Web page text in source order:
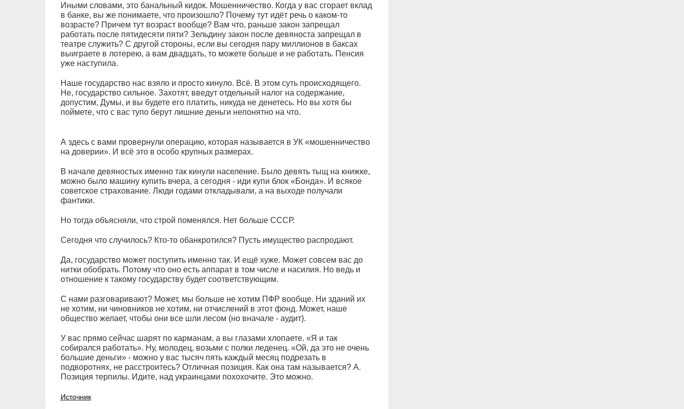
Иными словами, это банальный кидок. Мошенничество. Когда у вас сгорает вклад
в банке, вы же понимаете, что произошло? Почему тут идёт речь о каком-то
возрасте? Причем тут возраст вообще? Вам что, раньше закон запрещал
работать после пятидесяти пяти? Зельдину закон после девяноста запрещал в
театре служить? С другой стороны, если вы сегодня пару миллионов в баксах
выиграете в лотерею, а вам двадцать, то можете больше и не работать. Пенсия
уже наступила.
Наше государство нас взяло и просто кинуло. Всё. В этом суть происходящего.
Не, государство сильное. Захотят, введут отдельный налог на содержание,
допустим, Думы, и вы будете его платить, никуда не денетесь. Но вы хотя бы
поймете, что с вас тупо берут лишние деньги непонятно на что.
А здесь с вами провернули операцию, которая называется в УК «мошенничество
на доверии». И всё это в особо крупных размерах.
В начале девяностых именно так кинули население. Было девять тыщ на книжке,
можно было машину купить вчера, а сегодня - иди купи блок «Бонда». И всякое
советское страхование. Люди годами откладывали, а на выходе получали
фантики.
Но тогда объясняли, что строй поменялся. Нет больше СССР.
Сегодня что случилось? Кто-то обанкротился? Пусть имущество распродают.
Да, государство может поступить именно так. И ещё хуже. Может совсем вас до
нитки обобрать. Потому что оно есть аппарат в том числе и насилия. Но ведь и
отношение к такому государству будет соответствующим.
С нами разговаривают? Может, мы больше не хотим ПФР вообще. Ни зданий их
не хотим, ни чиновников не хотим, ни отчислений в этот фонд. Может, наше
общество желает, чтобы они все шли лесом (но вначале - аудит).
У вас прямо сейчас шарят по карманам, а вы глазами хлопаете. «Я и так
собирался работать». Ну, молодец, возьми с полки леденец. «Ой, да это не очень
большие деньги» - можно у вас тысяч пять каждый месяц подрезать в
подворотнях, не расстроитесь? Отличная позиция. Как она там называется? А.
Позиция терпилы. Идите, над украинцами похохочите. Это можно.
Источник